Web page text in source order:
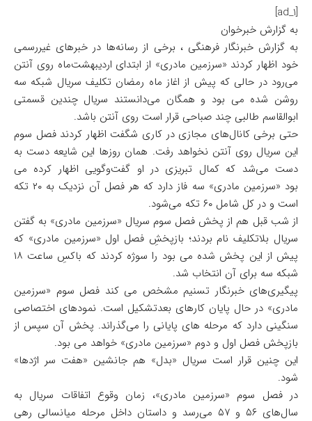
[ad_1]
به گزارش خبرخوان
به گزارش خبرنگار فرهنگی ، برخی از رسانه‌ها در خبرهای غیررسمی
خود اظهار کردند «سرزمین مادری» از ابتدای اردیبهشت‌ماه روی آنتن
می‌رود در حالی که پیش از اغاز ماه رمضان تکلیف سریال شبکه سه
روشن شده می بود و همگان می‌دانستند سریال چندین قسمتی
ابوالقاسم طالبی چند صباحی قرار است روی آنتن باشد.
حتی برخی کانال‌های مجازی در کاری شگفت اظهار کردند فصل سوم
این سریال روی آنتن نخواهد رفت. همان روزها این شایعه دست به
دست می‌شد که کمال تبریزی در او گفت‌وگویی اظهار کرده می
بود «سرزمین مادری» سه فاز دارد که هر فصل آن نزدیک به ۲۰ تکه
است و در کل شامل ۶۰ تکه می‌شود.
از شب قبل هم از پخش فصل سوم سریال «سرزمین مادری» به گفتن
سریال بلاتکلیف نام بردند؛ بازپخشِ فصل اول «سرزمین مادری» که
پیش از این پخش شده می بود را سوژه کردند که باکسِ ساعت ۱۸
شبکه سه برای آن انتخاب شد.
پیگیری‌های خبرنگار تسنیم مشخص می کند فصل سوم «سرزمین
مادری» در حال پایان کارهای بعد‌تشکیل است. نمود‌های اختصاصی
سنگینی دارد که مرحله های پایانی را می‌گذراند. پخش آن سپس از
بازپخش فصل اول و دوم «سرزمین مادری» خواهد می بود.
این چنین قرار است سریال «بدل» هم جانشین «هفت سر اژدها»
شود.
در فصل سوم «سرزمین مادری»، زمان وقوع اتفاقات سریال به
سال‌های ۵۶ و ۵۷ می‌رسد و داستان داخل مرحله میانسالی رهی